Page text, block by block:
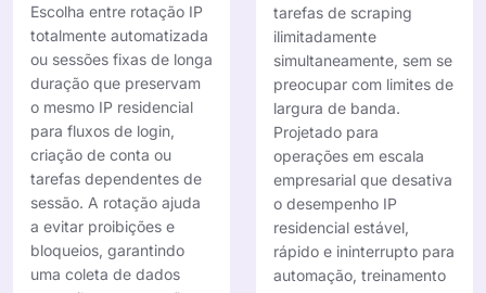
Escolha entre rotação IP
totalmente automatizada
ou sessões fixas de longa
duração que preservam
o mesmo IP residencial
para fluxos de login,
criação de conta ou
tarefas dependentes de
sessão. A rotação ajuda
a evitar proibições e
bloqueios, garantindo
uma coleta de dados
tarefas de scraping
ilimitadamente
simultaneamente, sem se
preocupar com limites de
largura de banda.
Projetado para
operações em escala
empresarial que desativa
o desempenho IP
residencial estável,
rápido e ininterrupto para
automação, treinamento